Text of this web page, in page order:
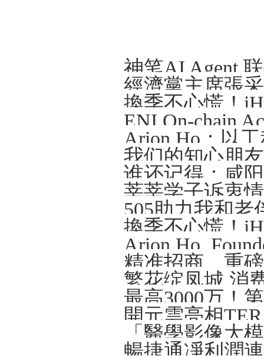
Arion Ho：以
我们的知心朋
谁还记得：咸
莘莘学子诉衷情
505助力我和老
精准招商、重
繁花绽凤城 消
開元雲亮相